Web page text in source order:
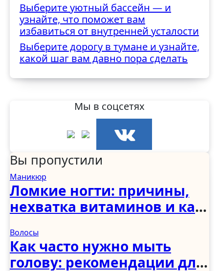
Выберите уютный бассейн — и
узнайте, что поможет вам
избавиться от внутренней усталости
Выберите дорогу в тумане и узнайте,
какой шаг вам давно пора сделать
Мы в соцсетях
Вы пропустили
Маникюр
Ломкие ногти: причины,
нехватка витаминов и как
условиях
Волосы
Как часто нужно мыть
голову: рекомендации для